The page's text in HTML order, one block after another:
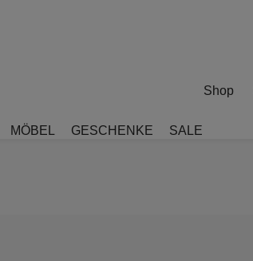
Shop
MÖBEL GESCHENKE SALE